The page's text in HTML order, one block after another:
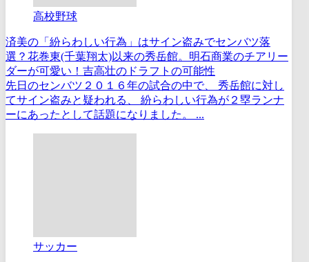
高校野球
済美の「紛らわしい行為」はサイン盗みでセンバツ落
選？花巻東(千葉翔太)以来の秀岳館。明石商業のチアリー
ダーが可愛い！吉高壮のドラフトの可能性
先日のセンバツ２０１６年の試合の中で、 秀岳館に対し
てサイン盗みと疑われる、 紛らわしい行為が２塁ランナ
ーにあったとして話題になりました。 ...
サッカー